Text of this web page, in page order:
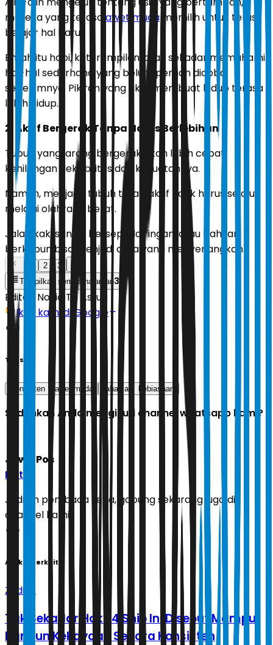
mereka yang terasa awet mudamemilih untuk terus
belajar hal baru.
Entah itu hobi, keterampilan, atau sekadar memahami
hal-hal sederhana yang belum pernah dicoba
sebelumnya. Pikiran yang aktif membuat hidup terasa
lebih hidup.
2. Aktif Bergerak Tanpa Harus Berlebihan
Tubuh yang jarang bergerak akan lebih cepat
kehilangan fleksibilitas dan kekuatannya.
Namun, menjaga tubuh tetap aktif tidak harus selalu
melalui olahraga berat.
Jalan kaki santai, bersepeda ringan, atau bahkan
berkebun bisa menjadi cara yang menyenangkan.
2
3
Tampilkan semua halaman3
Editor: Novia Tri Astuti
Ikuti kami di Google
Tags
Konsisten awet muda rahasia kebiasaan
Sudahkah Anda mengikuti channel whatsapp kami?
Jawa Pos
Ikuti
Jadilah pembaca setia, gabung sekarang juga di
channel kami!
Artikel Terkait
Zodiak
Tak Sekadar Hoki, 4 Shio Ini Disebut Mampu
Bangun Kekayaan Secara Konsisten